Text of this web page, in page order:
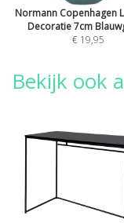
Normann Copenhagen
Decoratie 7cm
€ 19,95
Bekijk ook